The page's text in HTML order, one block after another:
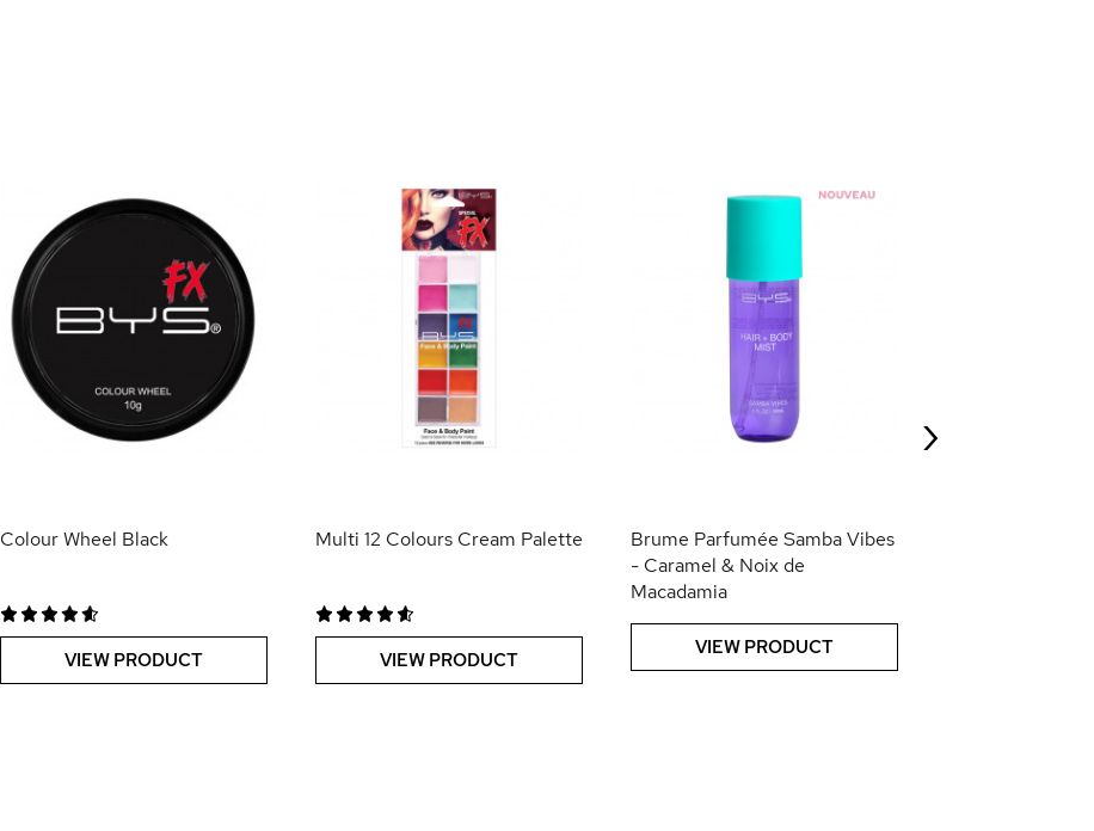
Colour Wheel Black
VIEW PRODUCT
Multi 12 Colours Cream Palette
VIEW PRODUCT
Brume Parfumée Samba Vibes
- Caramel & Noix de
Macadamia
VIEW PRODUCT
›